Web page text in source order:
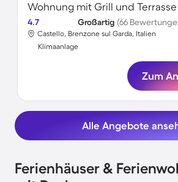
Wohnung mit Grill und Terrasse
4.7 Großartig (66
Castello, Brenzone sul Garda, Italien
Klimaanlage
Zum
Alle Angebote
Ferienhäuser &